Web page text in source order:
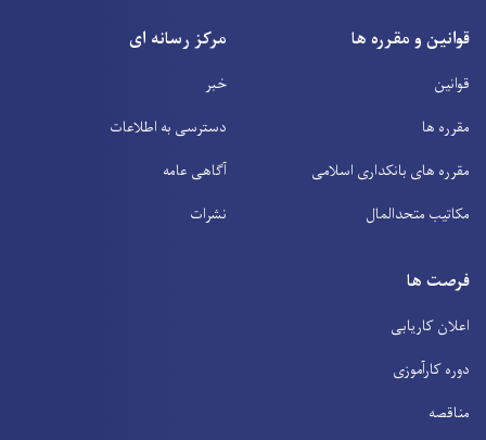
قوانین و مقرره ها
قوانین
مقرره ها
مقرره های بانکداری اسلامی
مکاتیب متحدالمال
مرکز رسانه ای
خبر
دسترسی به اطلاعات
آگاهی عامه
نشرات
فرصت ها
اعلان کاریابی
دوره کارآموزی
مناقصه